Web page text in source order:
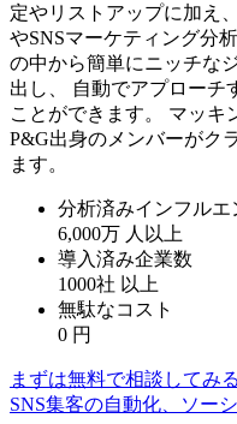
定やリストアップに加え
やSNSマーケティング分
の中から簡単にニッチな
出し、 自動でアプローチ
ことができます。 マッキ
P&G出身のメンバーがク
ます。
分析済みインフルエ
6,000万 人以上
導入済み企業数
1000社 以上
無駄なコスト
0 円
まずは無料で相談してみる
SNS集客の自動化、ソー